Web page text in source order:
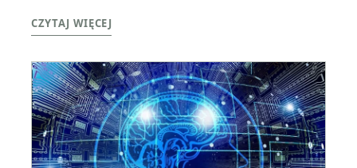
CZYTAJ WIĘCEJ